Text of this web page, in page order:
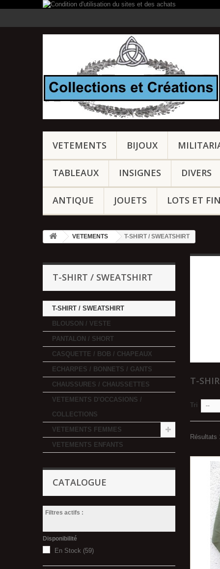
VETEMENTS BIJOUX
TABLEAUX INSIGNES DIVERS
ANTIQUE JOUETS LOTS ET
VETEMENTS T-SHIRT / SWEATSHIRT
T-SHIRT / SWEATSHIRT
T-SHIRT / SWEATSHIRT
BLOUSON / VESTE
PANTALON / SHORT
CASQUETTE / BOB / CHAPEAUX
ECHARPES / BONNETS / GANTS
CHAUSSURES / CHAUSSETTES
VETEMENTS D'OCCASIONS /
COLLECTIONS
VETEMENTS FEMMES
VETEMENTS ENFANTS
CATALOGUE
Filtres actifs :
Disponibilité
En Stock (59)
T-
Tri --
Résultats